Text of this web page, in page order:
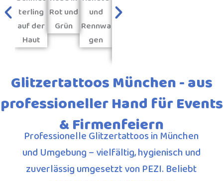
Glitzertattoos München - aus
professioneller Hand für Events
& Firmenfeiern
Professionelle Glitzertattoos in München
und Umgebung – vielfältig, hygienisch und
zuverlässig umgesetzt von PEZI. Beliebt